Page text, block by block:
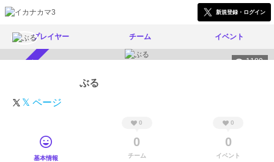
新規登録・ログイン
プレイヤー チーム イベント
1189
ぶる
𝕏 ページ
基本情報
0
0
チーム
0
0
イベント